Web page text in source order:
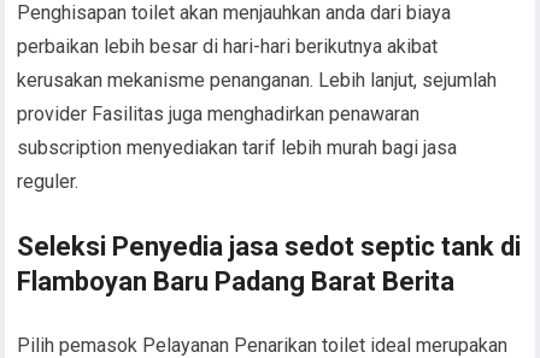
Penghisapan toilet akan menjauhkan anda dari biaya
perbaikan lebih besar di hari-hari berikutnya akibat
kerusakan mekanisme penanganan. Lebih lanjut, sejumlah
provider Fasilitas juga menghadirkan penawaran
subscription menyediakan tarif lebih murah bagi jasa
reguler.
Seleksi Penyedia jasa sedot septic tank di
Flamboyan Baru Padang Barat Berita
Pilih pemasok Pelayanan Penarikan toilet ideal merupakan